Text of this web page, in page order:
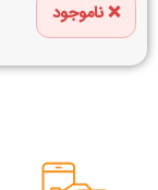
ناموجود